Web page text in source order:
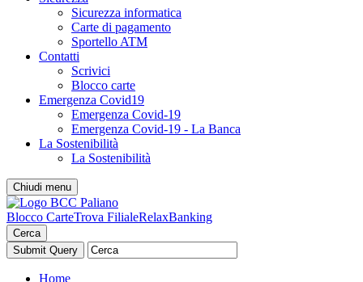
Sicurezza informatica
Carte di pagamento
Sportello ATM
Contatti
Scrivici
Blocco carte
Emergenza Covid19
Emergenza Covid-19
Emergenza Covid-19 - La Banca
La Sostenibilità
La Sostenibilità
Chiudi menu
Blocco CarteTrova FilialeRelaxBanking
Cerca
Home